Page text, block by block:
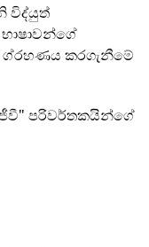
විද්යුත්
ග්රහණය කරගැනීමේ
පරිවර්තකයින්ගේ